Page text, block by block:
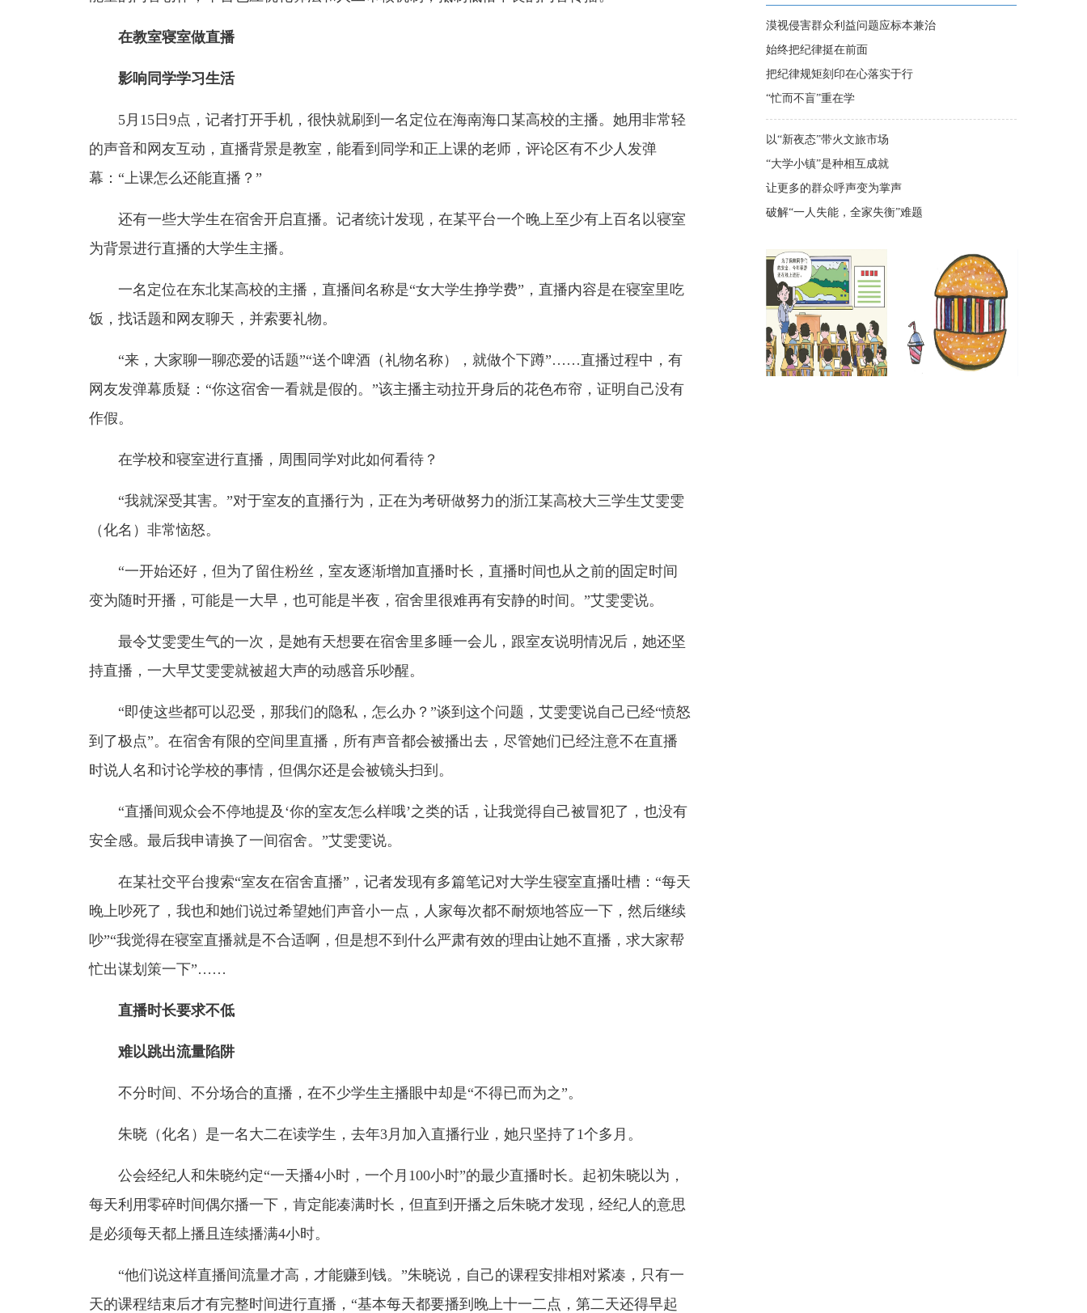
在教室寝室做直播
影响同学学习生活
5月15日9点，记者打开手机，很快就刷到一名定位在海南海口某高校的主播。她用非常轻
的声音和网友互动，直播背景是教室，能看到同学和正上课的老师，评论区有不少人发弹
幕：“上课怎么还能直播？”
还有一些大学生在宿舍开启直播。记者统计发现，在某平台一个晚上至少有上百名以寝室
为背景进行直播的大学生主播。
一名定位在东北某高校的主播，直播间名称是“女大学生挣学费”，直播内容是在寝室里吃
饭，找话题和网友聊天，并索要礼物。
“来，大家聊一聊恋爱的话题”“送个啤酒（礼物名称），就做个下蹲”……直播过程中，有
网友发弹幕质疑：“你这宿舍一看就是假的。”该主播主动拉开身后的花色布帘，证明自己没有
作假。
在学校和寝室进行直播，周围同学对此如何看待？
“我就深受其害。”对于室友的直播行为，正在为考研做努力的浙江某高校大三学生艾雯雯
（化名）非常恼怒。
“一开始还好，但为了留住粉丝，室友逐渐增加直播时长，直播时间也从之前的固定时间
变为随时开播，可能是一大早，也可能是半夜，宿舍里很难再有安静的时间。”艾雯雯说。
最令艾雯雯生气的一次，是她有天想要在宿舍里多睡一会儿，跟室友说明情况后，她还坚
持直播，一大早艾雯雯就被超大声的动感音乐吵醒。
“即使这些都可以忍受，那我们的隐私，怎么办？”谈到这个问题，艾雯雯说自己已经“愤怒
到了极点”。在宿舍有限的空间里直播，所有声音都会被播出去，尽管她们已经注意不在直播
时说人名和讨论学校的事情，但偶尔还是会被镜头扫到。
“直播间观众会不停地提及‘你的室友怎么样哦’之类的话，让我觉得自己被冒犯了，也没有
安全感。最后我申请换了一间宿舍。”艾雯雯说。
在某社交平台搜索“室友在宿舍直播”，记者发现有多篇笔记对大学生寝室直播吐槽：“每天
晚上吵死了，我也和她们说过希望她们声音小一点，人家每次都不耐烦地答应一下，然后继续
吵”“我觉得在寝室直播就是不合适啊，但是想不到什么严肃有效的理由让她不直播，求大家帮
忙出谋划策一下”……
直播时长要求不低
难以跳出流量陷阱
不分时间、不分场合的直播，在不少学生主播眼中却是“不得已而为之”。
朱晓（化名）是一名大二在读学生，去年3月加入直播行业，她只坚持了1个多月。
公会经纪人和朱晓约定“一天播4小时，一个月100小时”的最少直播时长。起初朱晓以为，
每天利用零碎时间偶尔播一下，肯定能凑满时长，但直到开播之后朱晓才发现，经纪人的意思
是必须每天都上播且连续播满4小时。
“他们说这样直播间流量才高，才能赚到钱。”朱晓说，自己的课程安排相对紧凑，只有一
天的课程结束后才有完整时间进行直播，“基本每天都要播到晚上十一二点，第二天还得早起
漠视侵害群众利益问题应标本兼治
始终把纪律挺在前面
把纪律规矩刻印在心落实于行
“忙而不盲”重在学
以“新夜态”带火文旅市场
“大学小镇”是种相互成就
让更多的群众呼声变为掌声
破解“一人失能，全家失衡”难题